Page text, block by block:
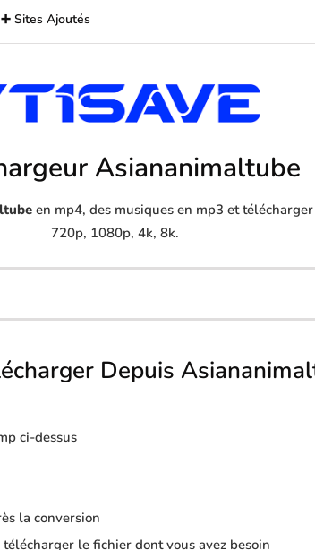
➕ Sites Ajoutés
Asiananimaltube
en mp4, des musiques en mp3 et
720p, 1080p, 4k, 8k.
Depuis
ci-dessus
la conversion
le fichier dont vous avez besoin